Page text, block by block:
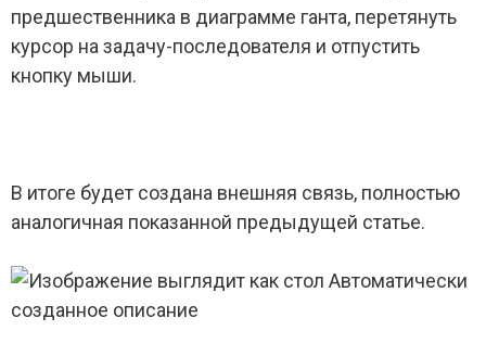
предшественника в диаграмме ганта, перетянуть
курсор на задачу-последователя и отпустить
кнопку мыши.
В итоге будет создана внешняя связь, полностью
аналогичная показанной предыдущей статье.